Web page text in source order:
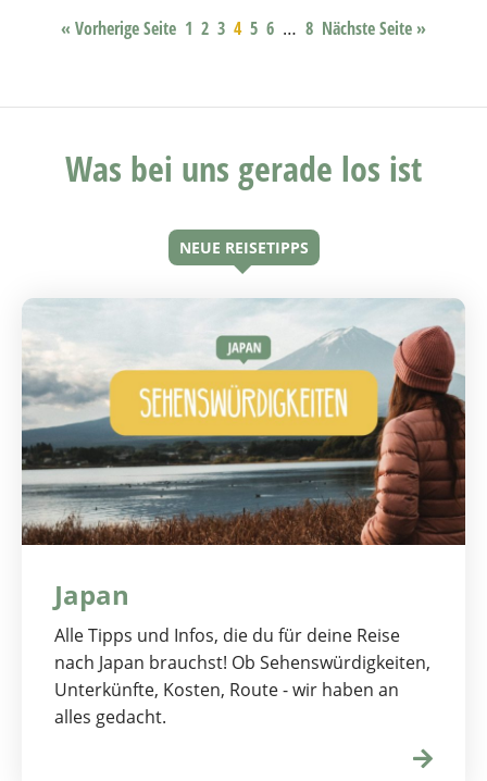
« Vorherige Seite 1 2 3 4 5 6 … 8 Nächste Seite »
Was bei uns gerade los ist
NEUE REISETIPPS
Japan
Alle Tipps und Infos, die du für deine Reise
nach Japan brauchst! Ob Sehenswürdigkeiten,
Unterkünfte, Kosten, Route - wir haben an
alles gedacht.